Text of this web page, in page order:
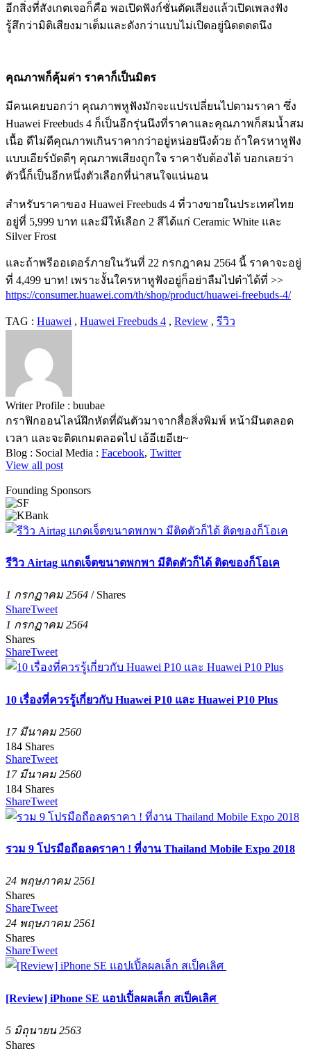
อีกสิ่งที่สังเกตเจอก็คือ พอเปิดฟังก์ชั่นตัดเสียงแล้วเปิดเพลงฟัง
รู้สึกว่ามิติเสียงมาเต็มและดังกว่าแบบไม่เปิดอยู่นิดดดดนึง
คุณภาพก็คุ้มค่า ราคาก็เป็นมิตร
มีคนเคยบอกว่า คุณภาพหูฟังมักจะแปรเปลี่ยนไปตามราคา ซึ่ง
Huawei Freebuds 4 ก็เป็นอีกรุ่นนึงที่ราคาและคุณภาพก็สมน้ำสม
เนื้อ ดีไม่ดีคุณภาพเกินราคากว่าอยู่หน่อยนึงด้วย ถ้าใครหาหูฟัง
แบบเอียร์บัดดีๆ คุณภาพเสียงถูกใจ ราคาจับต้องได้ บอกเลยว่า
ตัวนี้ก็เป็นอีกหนึ่งตัวเลือกที่น่าสนใจแน่นอน
สำหรับราคาของ Huawei Freebuds 4 ที่วางขายในประเทศไทย
อยู่ที่ 5,999 บาท และมีให้เลือก 2 สีได้แก่ Ceramic White และ
Silver Frost
และถ้าพรีออเดอร์ภายในวันที่ 22 กรกฎาคม 2564 นี้ ราคาจะอยู่
ที่ 4,499 บาท! เพราะงั้นใครหาหูฟังอยู่ก็อย่าลืมไปตำได้ที่ >>
https://consumer.huawei.com/th/shop/product/huawei-freebuds-4/
TAG : Huawei , Huawei Freebuds 4 , Review , รีวิว
Writer Profile : buubae
กราฟิกออนไลน์ฝึกหัดที่ผันตัวมาจากสื่อสิ่งพิมพ์ หน้ามึนตลอด
เวลา และจะติดเกมตลอดไป เอ้อีเยอีเย~
Blog : Social Media : Facebook, Twitter
View all post
Founding Sponsors
รีวิว Airtag แกดเจ็ตขนาดพกพา มีติดตัวก็ได้ ติดของก็โอเค
1 กรกฏาคม 2564 / Shares
ShareTweet
1 กรกฏาคม 2564
Shares
ShareTweet
10 เรื่องที่ควรรู้เกี่ยวกับ Huawei P10 และ Huawei P10 Plus
17 มีนาคม 2560
184 Shares
ShareTweet
17 มีนาคม 2560
184 Shares
ShareTweet
รวม 9 โปรมือถือลดราคา ! ที่งาน Thailand Mobile Expo 2018
24 พฤษภาคม 2561
Shares
ShareTweet
24 พฤษภาคม 2561
Shares
ShareTweet
[Review] iPhone SE แอปเปิ้ลผลเล็ก สเป็คเลิศ
5 มิถุนายน 2563
Shares